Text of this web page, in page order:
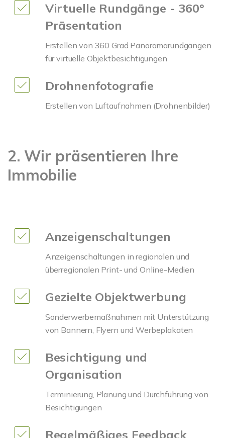
Virtuelle Rundgänge - 360°
Präsentation
Erstellen von 360 Grad Panoramarundgängen
für virtuelle Objektbesichtigungen
Drohnenfotografie
Erstellen von Luftaufnahmen (Drohnenbilder)
2. Wir präsentieren Ihre
Immobilie
Anzeigenschaltungen
Anzeigenschaltungen in regionalen und
überregionalen Print- und Online-Medien
Gezielte Objektwerbung
Sonderwerbemaßnahmen mit Unterstützung
von Bannern, Flyern und Werbeplakaten
Besichtigung und
Organisation
Terminierung, Planung und Durchführung von
Besichtigungen
Regelmäßiges Feedback